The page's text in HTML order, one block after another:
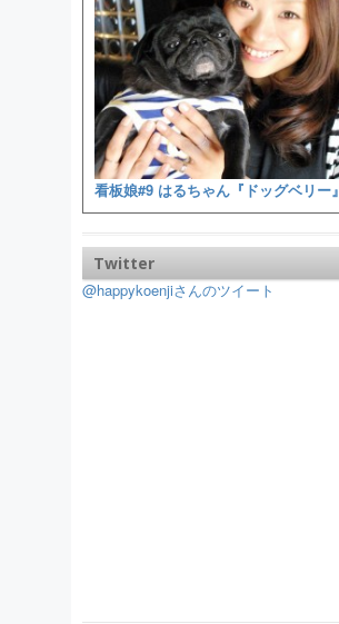
看板娘#9 はるちゃん『ドッグベリー』
Twitter
@happykoenjiさんのツイート